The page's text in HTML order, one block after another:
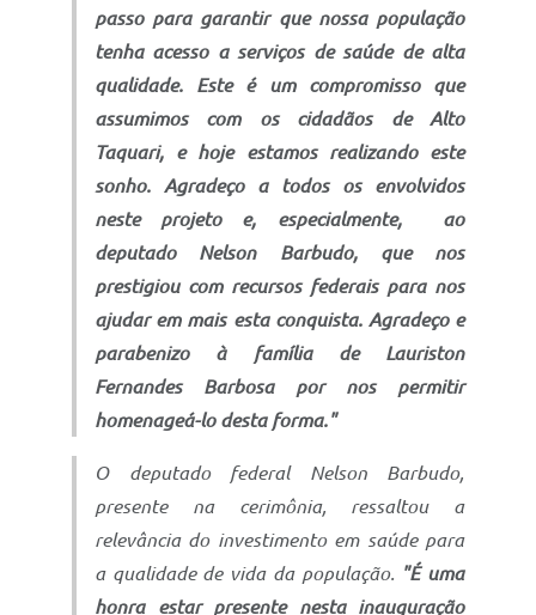
passo para garantir que nossa população
tenha acesso a serviços de saúde de alta
qualidade. Este é um compromisso que
assumimos com os cidadãos de Alto
Taquari, e hoje estamos realizando este
sonho. Agradeço a todos os envolvidos
neste projeto e, especialmente, ao
deputado Nelson Barbudo, que nos
prestigiou com recursos federais para nos
ajudar em mais esta conquista. Agradeço e
parabenizo à família de Lauriston
Fernandes Barbosa por nos permitir
homenageá-lo desta forma."
O deputado federal Nelson Barbudo,
presente na cerimônia, ressaltou a
relevância do investimento em saúde para
a qualidade de vida da população.
"É uma
honra estar presente nesta inauguração